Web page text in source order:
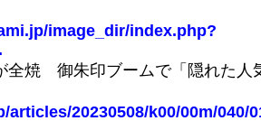
image_dir/index.php?
全焼 御朱印ブームで「隠れた人
20230508/k00/00m/040/